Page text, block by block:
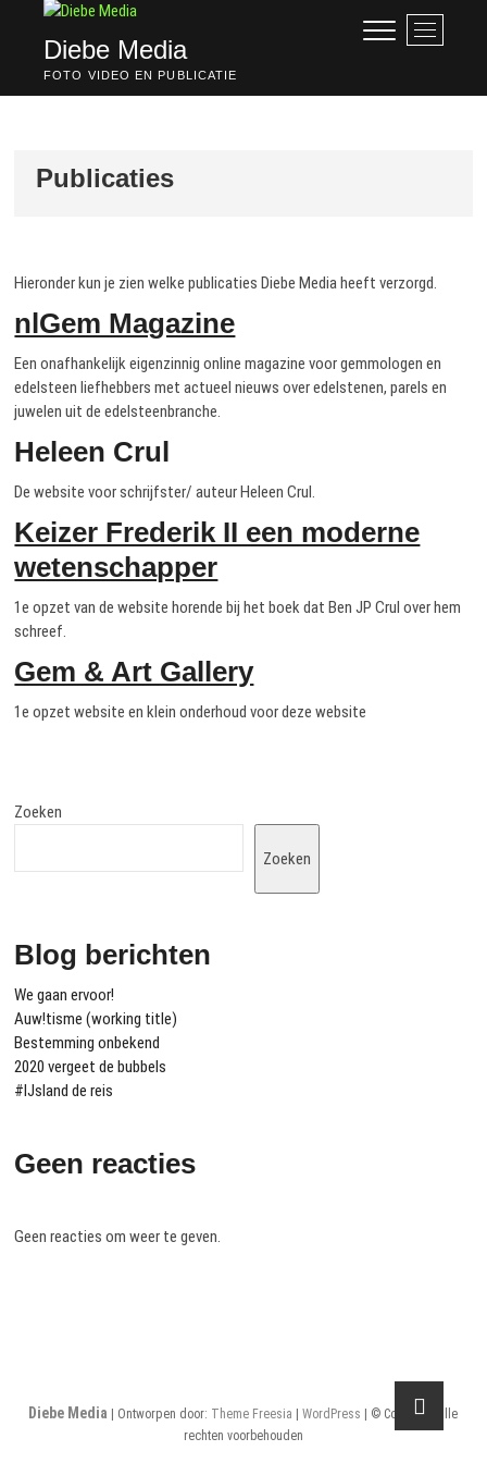
Diebe Media
FOTO VIDEO EN PUBLICATIE
M
e
u
Publicaties
Hieronder kun je zien welke publicaties Diebe Media heeft verzorgd.
nlGem Magazine
Een onafhankelijk eigenzinnig online magazine voor gemmologen en
edelsteen liefhebbers met actueel nieuws over edelstenen, parels en
juwelen uit de edelsteenbranche.
Heleen Crul
De website voor schrijfster/ auteur Heleen Crul.
Keizer Frederik II een moderne
wetenschapper
1e opzet van de website horende bij het boek dat Ben JP Crul over hem
schreef.
Gem & Art Gallery
1e opzet website en klein onderhoud voor deze website
Zoeken
Zoeken
Blog berichten
We gaan ervoor!
Auw!tisme (working title)
Bestemming onbekend
2020 vergeet de bubbels
#IJsland de reis
Geen reacties
Geen reacties om weer te geven.
Diebe Media | Ontworpen door: Theme Freesia |WordPress
| © Copyright alle
rechten voorbehouden